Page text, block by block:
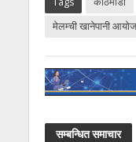
मेलम्ची खानेपानी
सम्बन्धित समाचार